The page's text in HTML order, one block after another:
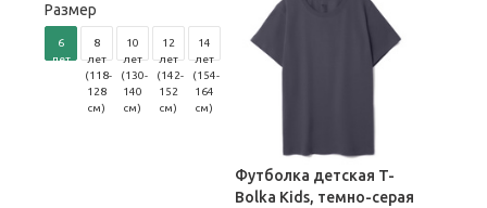
Размер
6
лет
8
лет
(118-
128
см)
10
лет
(130-
140
см)
12
лет
(142-
152
см)
14
лет
(154-
164
см)
Футболка детская T-
Bolka Kids, темно-серая